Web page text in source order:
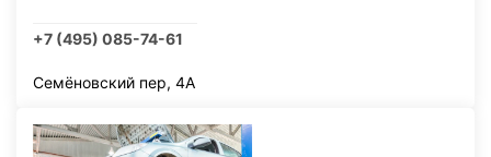
+7 (495) 085-74-61
Семёновский пер, 4А